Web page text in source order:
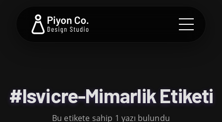
#Isvicre-Mimarlik Etiketi
Bu etikete sahip 1 yazı bulundu